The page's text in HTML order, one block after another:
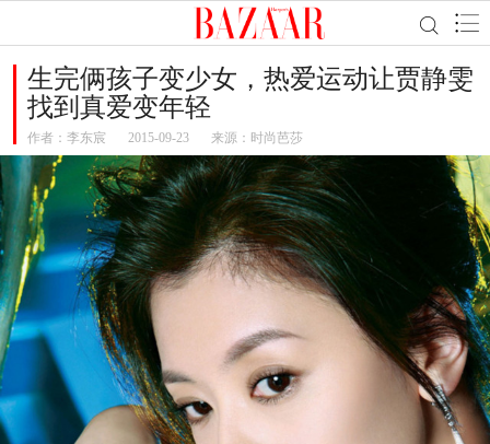
生完俩孩子变少女，热爱运动让贾静雯
找到真爱变年轻
作者： 李东宸 2015-09-23 来源：时尚芭莎